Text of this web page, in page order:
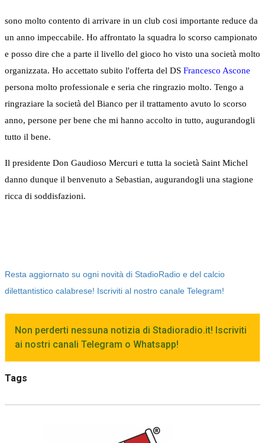
sono molto contento di arrivare in un club cosi importante reduce da
un anno impeccabile. Ho affrontato la squadra lo scorso campionato
e posso dire che a parte il livello del gioco ho visto una società molto
organizzata. Ho accettato subito l'offerta del DS Francesco Ascone
persona molto professionale e seria che ringrazio molto. Tengo a
ringraziare la società del Bianco per il trattamento avuto lo scorso
anno, persone per bene che mi hanno accolto in tutto, augurandogli
tutto il bene.
Il presidente Don Gaudioso Mercuri e tutta la società Saint Michel
danno dunque il benvenuto a Sebastian, augurandogli una stagione
ricca di soddisfazioni.
Resta aggiornato su ogni novità di StadioRadio e del calcio
dilettantistico calabrese! Iscriviti al nostro canale Telegram!
Non perderti nessuna notizia di Stadioradio.it! Iscriviti
ai nostri canali Telegram o Whatsapp!
Tags